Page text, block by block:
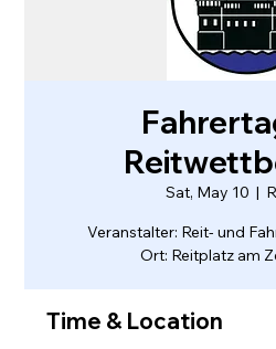
Sat, May 10
  |
Veranstalter: Reit- und
Ort: Reitplatz am
Time & Location